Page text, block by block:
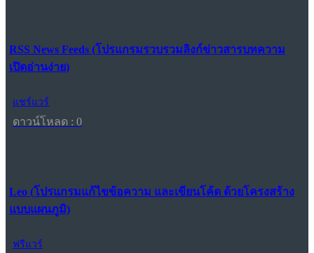
RSS News Feeds (โปรแกรมรวบรวมลิงก์ข่าวสารบทความ
เปิดอ่านง่าย)
แชร์แวร์
ดาวน์โหลด : 0
Leo (โปรแกรมแก้ไขข้อความ และเขียนโค้ด ด้วยโครงสร้าง
แบบแผนภูมิ)
ฟรีแวร์